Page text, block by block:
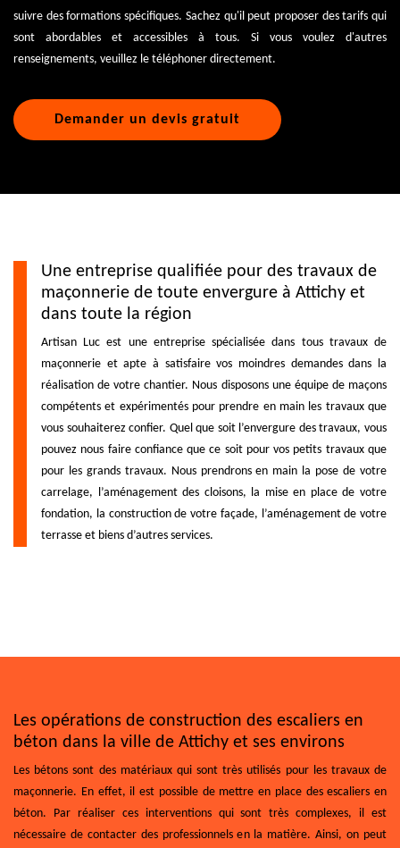
suivre des formations spécifiques. Sachez qu'il peut proposer des tarifs qui
sont abordables et accessibles à tous. Si vous voulez d'autres
renseignements, veuillez le téléphoner directement.
Demander un devis gratuit
Une entreprise qualifiée pour des travaux de
maçonnerie de toute envergure à Attichy et
dans toute la région
Artisan Luc est une entreprise spécialisée dans tous travaux de
maçonnerie et apte à satisfaire vos moindres demandes dans la
réalisation de votre chantier. Nous disposons une équipe de maçons
compétents et expérimentés pour prendre en main les travaux que
vous souhaiterez confier. Quel que soit l’envergure des travaux, vous
pouvez nous faire confiance que ce soit pour vos petits travaux que
pour les grands travaux. Nous prendrons en main la pose de votre
carrelage, l’aménagement des cloisons, la mise en place de votre
fondation, la construction de votre façade, l’aménagement de votre
terrasse et biens d’autres services.
Les opérations de construction des escaliers en
béton dans la ville de Attichy et ses environs
Les bétons sont des matériaux qui sont très utilisés pour les travaux de
maçonnerie. En effet, il est possible de mettre en place des escaliers en
béton. Par réaliser ces interventions qui sont très complexes, il est
nécessaire de contacter des professionnels en la matière. Ainsi, on peut